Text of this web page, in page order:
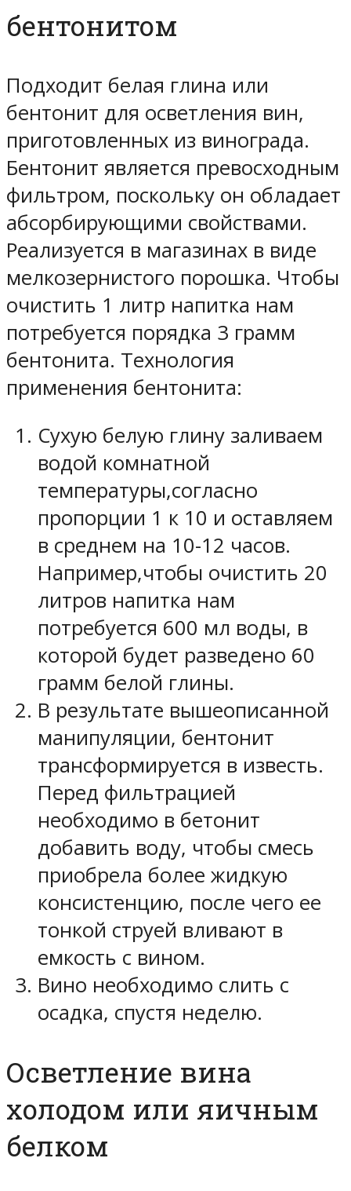
бентонитом
Подходит белая глина или
бентонит для осветления вин,
приготовленных из винограда.
Бентонит является превосходным
фильтром, поскольку он обладает
абсорбирующими свойствами.
Реализуется в магазинах в виде
мелкозернистого порошка. Чтобы
очистить 1 литр напитка нам
потребуется порядка 3 грамм
бентонита. Технология
применения бентонита:
Сухую белую глину заливаем
водой комнатной
температуры,согласно
пропорции 1 к 10 и оставляем
в среднем на 10-12 часов.
Например,чтобы очистить 20
литров напитка нам
потребуется 600 мл воды, в
которой будет разведено 60
грамм белой глины.
В результате вышеописанной
манипуляции, бентонит
трансформируется в известь.
Перед фильтрацией
необходимо в бетонит
добавить воду, чтобы смесь
приобрела более жидкую
консистенцию, после чего ее
тонкой струей вливают в
емкость с вином.
Вино необходимо слить с
осадка, спустя неделю.
Осветление вина
холодом или яичным
белком